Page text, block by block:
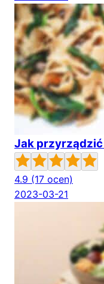
Jak
4.9 (17 ocen)
2023-03-21